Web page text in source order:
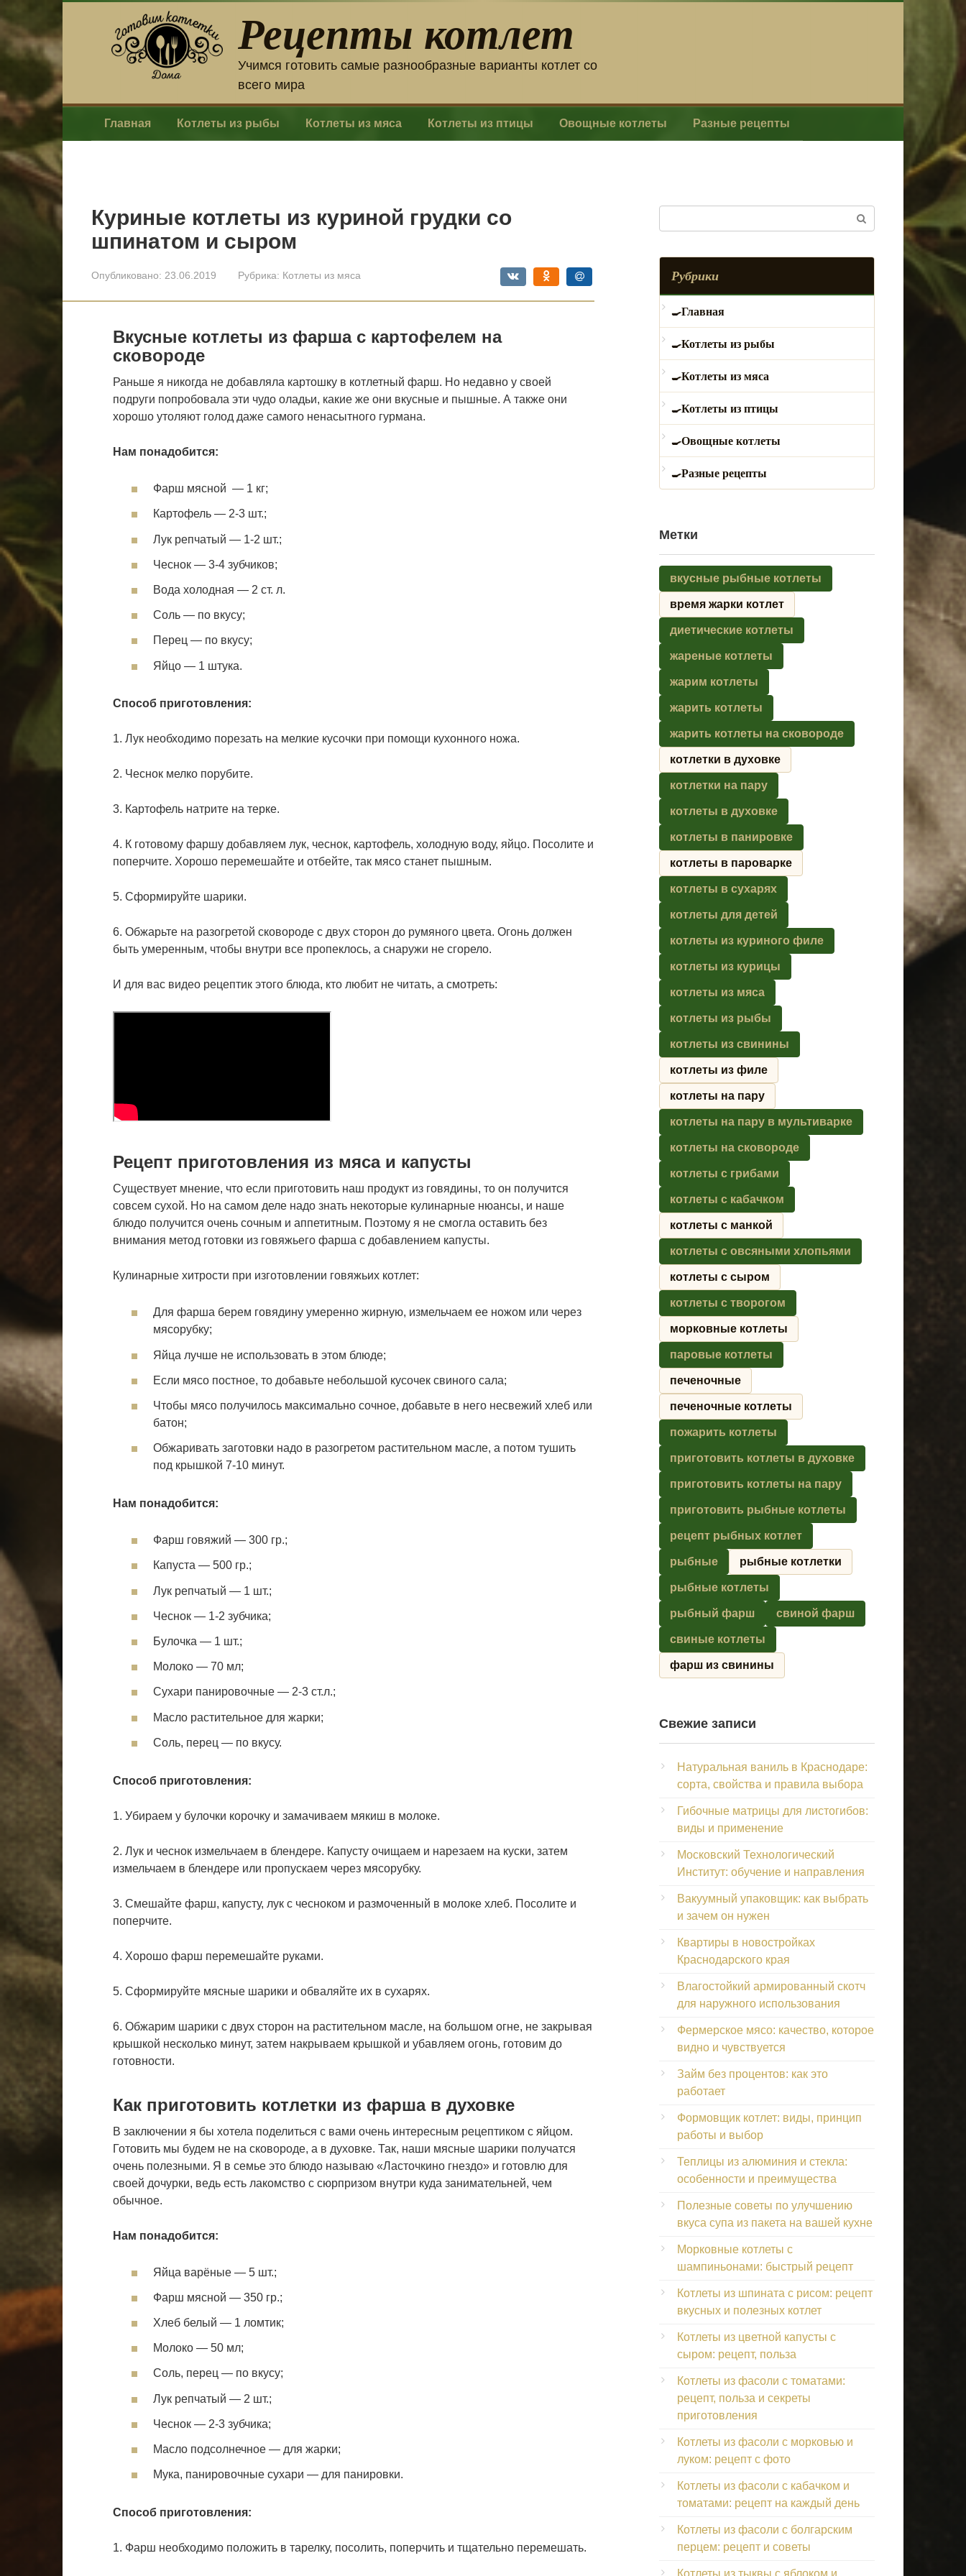
контенту
Рецепты котлет
Учимся готовить самые разнообразные варианты котлет со
всего мира
Главная Котлеты из рыбы Котлеты из мяса Котлеты из птицы Овощные котлеты Разные рецепты
Куриные котлеты из куриной грудки со
шпинатом и сыром
Опубликовано: 23.06.2019 Рубрика: Котлеты из мяса
Вкусные котлеты из фарша с картофелем на
сковороде
Раньше я никогда не добавляла картошку в котлетный фарш. Но недавно у своей
подруги попробовала эти чудо оладьи, какие же они вкусные и пышные. А также они
хорошо утоляют голод даже самого ненасытного гурмана.
Нам понадобится:
Фарш мясной — 1 кг;
Картофель — 2-3 шт.;
Лук репчатый — 1-2 шт.;
Чеснок — 3-4 зубчиков;
Вода холодная — 2 ст. л.
Соль — по вкусу;
Перец — по вкусу;
Яйцо — 1 штука.
Способ приготовления:
1. Лук необходимо порезать на мелкие кусочки при помощи кухонного ножа.
2. Чеснок мелко порубите.
3. Картофель натрите на терке.
4. К готовому фаршу добавляем лук, чеснок, картофель, холодную воду, яйцо. Посолите и
поперчите. Хорошо перемешайте и отбейте, так мясо станет пышным.
5. Сформируйте шарики.
6. Обжарьте на разогретой сковороде с двух сторон до румяного цвета. Огонь должен
быть умеренным, чтобы внутри все пропеклось, а снаружи не сгорело.
И для вас видео рецептик этого блюда, кто любит не читать, а смотреть:
Рецепт приготовления из мяса и капусты
Существует мнение, что если приготовить наш продукт из говядины, то он получится
совсем сухой. Но на самом деле надо знать некоторые кулинарные нюансы, и наше
блюдо получится очень сочным и аппетитным. Поэтому я не смогла оставить без
внимания метод готовки из говяжьего фарша с добавлением капусты.
Кулинарные хитрости при изготовлении говяжьих котлет:
Для фарша берем говядину умеренно жирную, измельчаем ее ножом или через
мясорубку;
Яйца лучше не использовать в этом блюде;
Если мясо постное, то добавьте небольшой кусочек свиного сала;
Чтобы мясо получилось максимально сочное, добавьте в него несвежий хлеб или
батон;
Обжаривать заготовки надо в разогретом растительном масле, а потом тушить
под крышкой 7-10 минут.
Нам понадобится:
Фарш говяжий — 300 гр.;
Капуста — 500 гр.;
Лук репчатый — 1 шт.;
Чеснок — 1-2 зубчика;
Булочка — 1 шт.;
Молоко — 70 мл;
Сухари панировочные — 2-3 ст.л.;
Масло растительное для жарки;
Соль, перец — по вкусу.
Способ приготовления:
1. Убираем у булочки корочку и замачиваем мякиш в молоке.
2. Лук и чеснок измельчаем в блендере. Капусту очищаем и нарезаем на куски, затем
измельчаем в блендере или пропускаем через мясорубку.
3. Смешайте фарш, капусту, лук с чесноком и размоченный в молоке хлеб. Посолите и
поперчите.
4. Хорошо фарш перемешайте руками.
5. Сформируйте мясные шарики и обваляйте их в сухарях.
6. Обжарим шарики с двух сторон на растительном масле, на большом огне, не закрывая
крышкой несколько минут, затем накрываем крышкой и убавляем огонь, готовим до
готовности.
Как приготовить котлетки из фарша в духовке
В заключении я бы хотела поделиться с вами очень интересным рецептиком с яйцом.
Готовить мы будем не на сковороде, а в духовке. Так, наши мясные шарики получатся
очень полезными. Я в семье это блюдо называю «Ласточкино гнездо» и готовлю для
своей дочурки, ведь есть лакомство с сюрпризом внутри куда занимательней, чем
обычное.
Нам понадобится:
Яйца варёные — 5 шт.;
Фарш мясной — 350 гр.;
Хлеб белый — 1 ломтик;
Молоко — 50 мл;
Соль, перец — по вкусу;
Лук репчатый — 2 шт.;
Чеснок — 2-3 зубчика;
Масло подсолнечное — для жарки;
Мука, панировочные сухари — для панировки.
Способ приготовления:
1. Фарш необходимо положить в тарелку, посолить, поперчить и тщательно перемешать.
Рубрики
Главная
Котлеты из рыбы
Котлеты из мяса
Котлеты из птицы
Овощные котлеты
Разные рецепты
Метки
вкусные рыбные котлеты
время жарки котлет
диетические котлеты
жареные котлеты
жарим котлеты
жарить котлеты
жарить котлеты на сковороде
котлетки в духовке
котлетки на пару
котлеты в духовке
котлеты в панировке
котлеты в пароварке
котлеты в сухарях
котлеты для детей
котлеты из куриного филе
котлеты из курицы
котлеты из мяса
котлеты из рыбы
котлеты из свинины
котлеты из филе
котлеты на пару
котлеты на пару в мультиварке
котлеты на сковороде
котлеты с грибами
котлеты с кабачком
котлеты с манкой
котлеты с овсяными хлопьями
котлеты с сыром
котлеты с творогом
морковные котлеты
паровые котлеты
печеночные
печеночные котлеты
пожарить котлеты
приготовить котлеты в духовке
приготовить котлеты на пару
приготовить рыбные котлеты
рецепт рыбных котлет
рыбные рыбные котлетки
рыбные котлеты
рыбный фарш свиной фарш
свиные котлеты
фарш из свинины
Свежие записи
Натуральная ваниль в Краснодаре:
сорта, свойства и правила выбора
Гибочные матрицы для листогибов:
виды и применение
Московский Технологический
Институт: обучение и направления
Вакуумный упаковщик: как выбрать
и зачем он нужен
Квартиры в новостройках
Краснодарского края
Влагостойкий армированный скотч
для наружного использования
Фермерское мясо: качество, которое
видно и чувствуется
Займ без процентов: как это
работает
Формовщик котлет: виды, принцип
работы и выбор
Теплицы из алюминия и стекла:
особенности и преимущества
Полезные советы по улучшению
вкуса супа из пакета на вашей кухне
Морковные котлеты с
шампиньонами: быстрый рецепт
Котлеты из шпината с рисом: рецепт
вкусных и полезных котлет
Котлеты из цветной капусты с
сыром: рецепт, польза
Котлеты из фасоли с томатами:
рецепт, польза и секреты
приготовления
Котлеты из фасоли с морковью и
луком: рецепт с фото
Котлеты из фасоли с кабачком и
томатами: рецепт на каждый день
Котлеты из фасоли с болгарским
перцем: рецепт и советы
Котлеты из тыквы с яблоком и